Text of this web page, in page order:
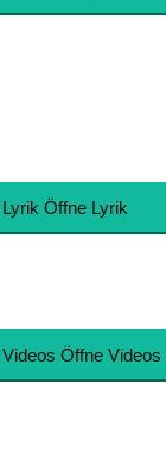
Öffne Lyrik
Öffne Videos